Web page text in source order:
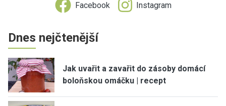
Facebook Instagram
Dnes nejčtenější
Jak uvařit a zavařit do zásoby domácí
boloňskou omáčku | recept